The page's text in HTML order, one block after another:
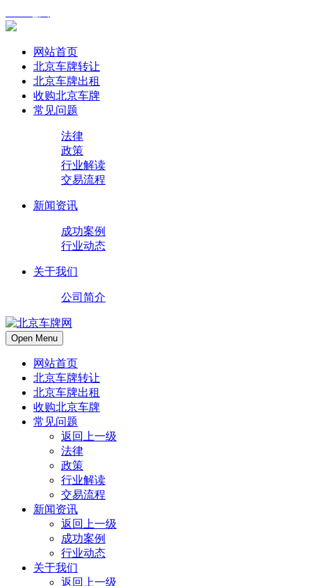
网站首页
北京车牌转让
北京车牌出租
收购北京车牌
常见问题
法律
政策
行业解读
交易流程
新闻资讯
成功案例
行业动态
关于我们
公司简介
Open Menu
网站首页
北京车牌转让
北京车牌出租
收购北京车牌
常见问题
返回上一级
法律
政策
行业解读
交易流程
新闻资讯
返回上一级
成功案例
行业动态
关于我们
返回上一级